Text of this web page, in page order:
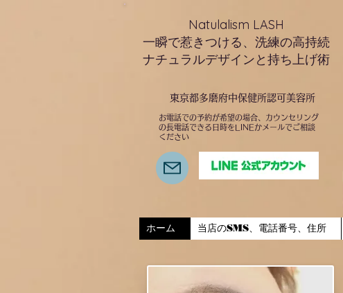
Natulalism LASH
一瞬で惹きつける、洗練の高持続
ナチュラルデザインと持ち上げ術
東京都多磨府中保健所認可美容所
お電話での予約が希望の場合、カウンセリング
の長電話できる日時をLINEかメールでご相談
ください
ホーム 当店のSMS、電話番号、住所